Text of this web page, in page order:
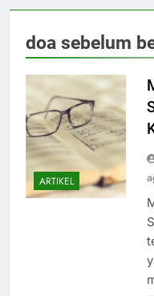
doa sebelum
ARTIKEL